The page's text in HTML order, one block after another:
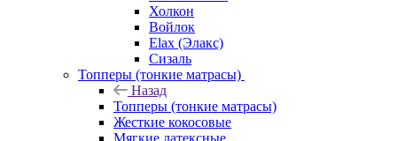
Холкон
Войлок
Elax (Элакс)
Сизаль
Топперы (тонкие матрасы)
Назад
Топперы (тонкие матрасы)
Жесткие кокосовые
Мягкие латексные